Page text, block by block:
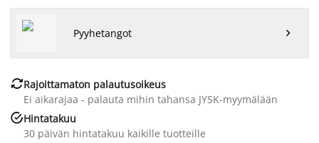
Pyyhetangot 
Rajoittamaton palautusoikeus
Ei aikarajaa - palauta mihin tahansa JYSK-myymälään
Hintatakuu
30 päivän hintatakuu kaikille tuotteille